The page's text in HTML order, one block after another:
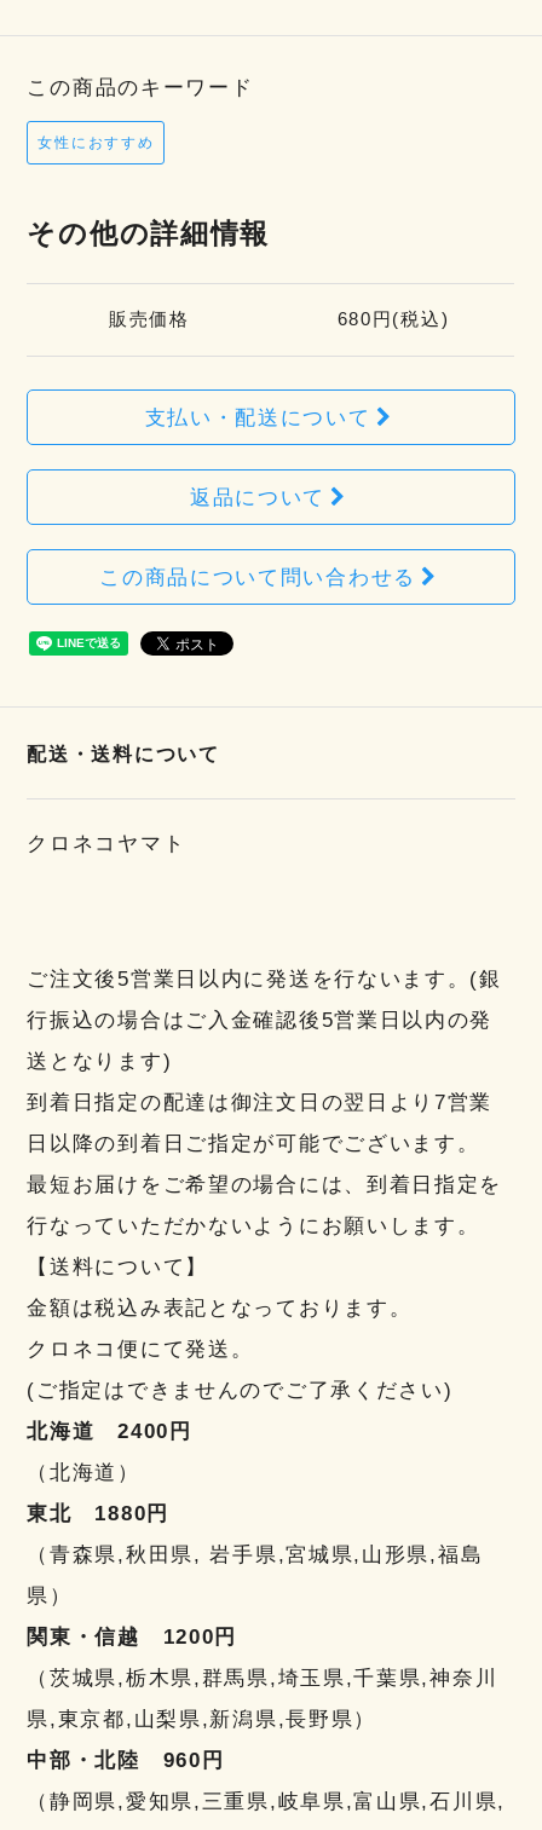
この商品のキーワード
女性におすすめ
その他の詳細情報
販売価格 680円(税込)
支払い・配送について
返品について
この商品について問い合わせる
配送・送料について
クロネコヤマト
ご注文後5営業日以内に発送を行ないます。(銀
行振込の場合はご入金確認後5営業日以内の発
送となります)
到着日指定の配達は御注文日の翌日より7営業
日以降の到着日ご指定が可能でございます。
最短お届けをご希望の場合には、到着日指定を
行なっていただかないようにお願いします。
【送料について】
金額は税込み表記となっております。
クロネコ便にて発送。
(ご指定はできませんのでご了承ください)
北海道 2400円
（北海道）
東北 1880円
（青森県,秋田県, 岩手県,宮城県,山形県,福島
県）
関東・信越 1200円
（茨城県,栃木県,群馬県,埼玉県,千葉県,神奈川
県,東京都,山梨県,新潟県,長野県）
中部・北陸 960円
（静岡県,愛知県,三重県,岐阜県,富山県,石川県,